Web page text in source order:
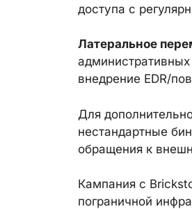
доступа с
Латеральное
внедрение EDR/
Для
нестандартные
обращения к
Кампания с
пограничной